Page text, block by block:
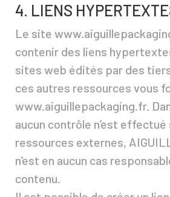
4. LIENS
Le site
contenir des liens
sites web édités par des
ces autres ressources vous
www.aiguillepackaging.fr.
aucun contrôle n’est effectué
ressources externes,
n’est en aucun cas
contenu.